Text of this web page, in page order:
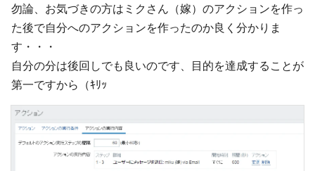
勿論、お気づきの方はミクさん（嫁）のアクションを作っ
た後で自分へのアクションを作ったのか良く分かりま
す・・・
自分の分は後回しでも良いのです、目的を達成することが
第一ですから（ｷﾘｯ